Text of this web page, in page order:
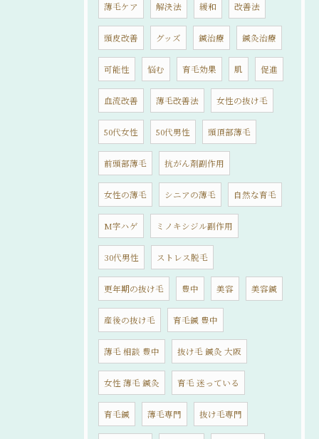
薄毛ケア 解決法 緩和 改善法
頭皮改善 グッズ 鍼治療 鍼灸治療
可能性 悩む 育毛効果 肌 促進
血流改善 薄毛改善法 女性の抜け毛
50代女性 50代男性 頭頂部薄毛
前頭部薄毛 抗がん剤副作用
女性の薄毛 シニアの薄毛 自然な育毛
M字ハゲ ミノキシジル副作用
30代男性 ストレス脱毛
更年期の抜け毛 豊中 美容 美容鍼
産後の抜け毛 育毛鍼 豊中
薄毛 相談 豊中 抜け毛 鍼灸 大阪
女性 薄毛 鍼灸 育毛 迷っている
育毛鍼 薄毛専門 抜け毛専門